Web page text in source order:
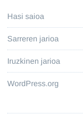
Hasi saioa
Sarreren jarioa
Iruzkinen jarioa
WordPress.org